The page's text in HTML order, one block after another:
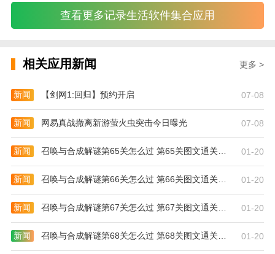
查看更多记录生活软件集合应用
相关应用新闻 更多 >
新闻 【剑网1:回归】预约开启 07-08
新闻 网易真战撤离新游萤火虫突击今日曝光 07-08
新闻 召唤与合成解谜第65关怎么过 第65关图文通关攻略 01-20
新闻 召唤与合成解谜第66关怎么过 第66关图文通关攻略 01-20
新闻 召唤与合成解谜第67关怎么过 第67关图文通关攻略 01-20
新闻 召唤与合成解谜第68关怎么过 第68关图文通关攻略 01-20